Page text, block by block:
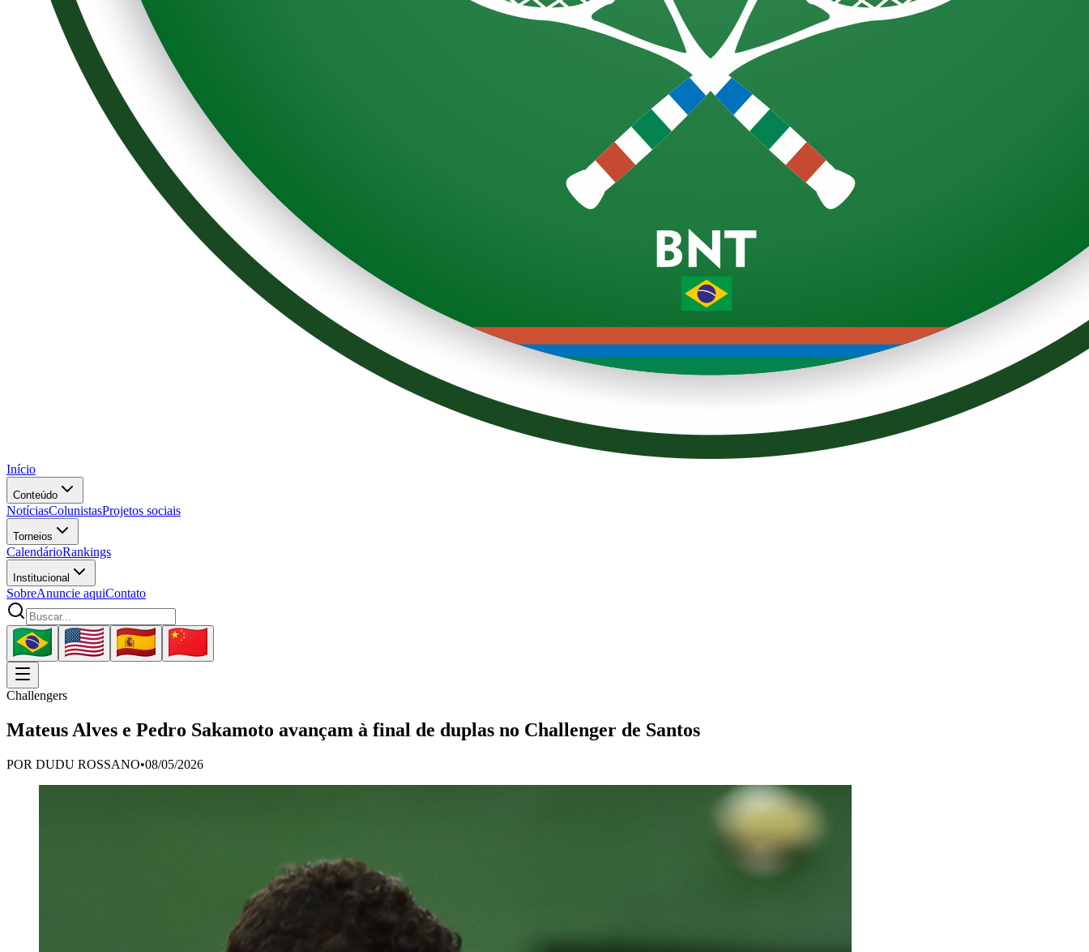
Início
Conteúdo
NotíciasColunistasProjetos sociais
Torneios
CalendárioRankings
Institucional
SobreAnuncie aquiContato
Challengers
Mateus Alves e Pedro Sakamoto avançam à final de duplas no Challenger de Santos
POR DUDU ROSSANO•08/05/2026